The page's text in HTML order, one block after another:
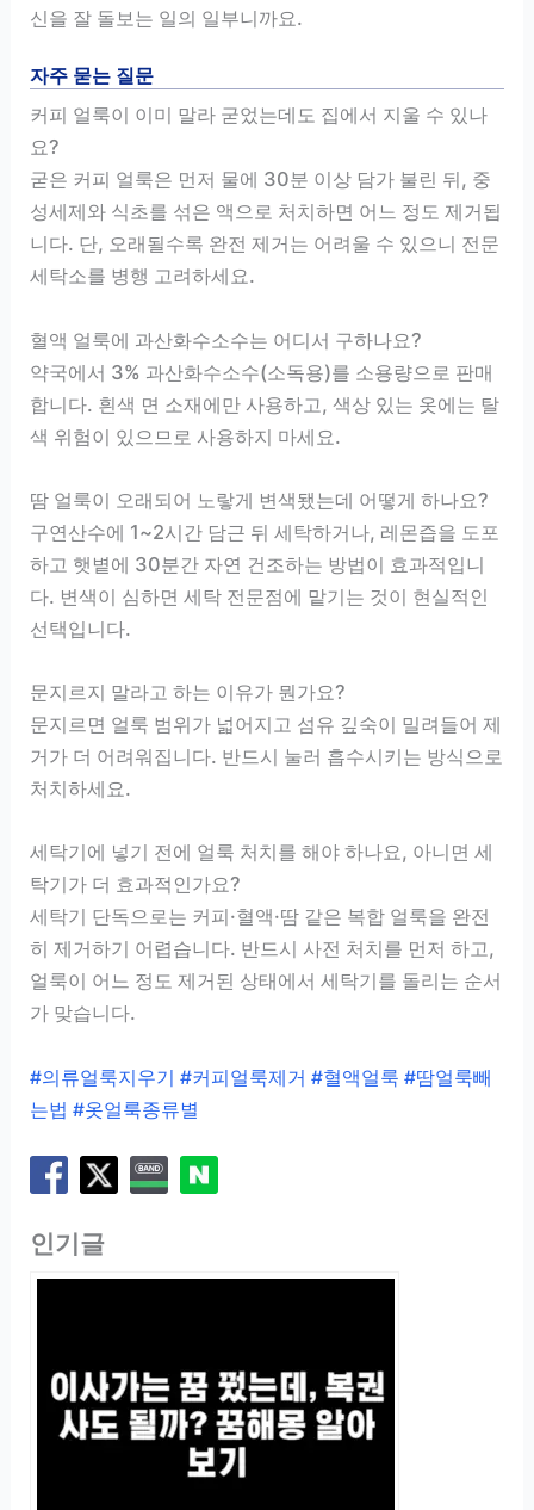
신을 잘 돌보는 일의 일부니까요.
자주 묻는 질문
커피 얼룩이 이미 말라 굳었는데도 집에서 지울 수 있나
요?
굳은 커피 얼룩은 먼저 물에 30분 이상 담가 불린 뒤, 중
성세제와 식초를 섞은 액으로 처치하면 어느 정도 제거됩
니다. 단, 오래될수록 완전 제거는 어려울 수 있으니 전문
세탁소를 병행 고려하세요.
혈액 얼룩에 과산화수소수는 어디서 구하나요?
약국에서 3% 과산화수소수(소독용)를 소용량으로 판매
합니다. 흰색 면 소재에만 사용하고, 색상 있는 옷에는 탈
색 위험이 있으므로 사용하지 마세요.
땀 얼룩이 오래되어 노랗게 변색됐는데 어떻게 하나요?
구연산수에 1~2시간 담근 뒤 세탁하거나, 레몬즙을 도포
하고 햇볕에 30분간 자연 건조하는 방법이 효과적입니
다. 변색이 심하면 세탁 전문점에 맡기는 것이 현실적인
선택입니다.
문지르지 말라고 하는 이유가 뭔가요?
문지르면 얼룩 범위가 넓어지고 섬유 깊숙이 밀려들어 제
거가 더 어려워집니다. 반드시 눌러 흡수시키는 방식으로
처치하세요.
세탁기에 넣기 전에 얼룩 처치를 해야 하나요, 아니면 세
탁기가 더 효과적인가요?
세탁기 단독으로는 커피·혈액·땀 같은 복합 얼룩을 완전
히 제거하기 어렵습니다. 반드시 사전 처치를 먼저 하고,
얼룩이 어느 정도 제거된 상태에서 세탁기를 돌리는 순서
가 맞습니다.
#의류얼룩지우기 #커피얼룩제거 #혈액얼룩 #땀얼룩빼
는법 #옷얼룩종류별
인기글